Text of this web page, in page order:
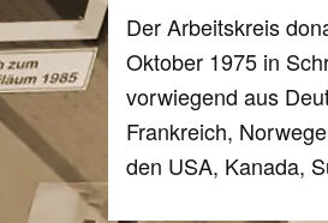
Der Arbeitskreis
Oktober 1975 in
vorwiegend aus
Frankreich,
den USA, Kanada,